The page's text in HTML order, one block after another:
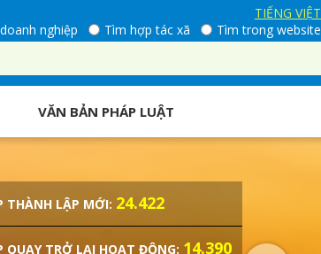
TIẾNG VIỆT
nghiệp
Tìm hợp tác xã Tìm trong website
VĂN BẢN PHÁP LUẬT
THÀNH LẬP MỚI: 24.422
QUAY TRỞ LẠI HOẠT ĐỘNG: 14.390